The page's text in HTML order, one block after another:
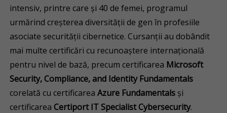
intensiv, printre care și 40 de femei, programul
urmărind creșterea diversității de gen în profesiile
asociate securității cibernetice. Cursanții au dobândit
mai multe certificări cu recunoaștere internațională
pentru nivel de bază, precum certificarea Microsoft
Security, Compliance, and Identity Fundamentals
corelată cu certificarea Azure Fundamentals și
certificarea Certiport IT Specialist Cybersecurity.